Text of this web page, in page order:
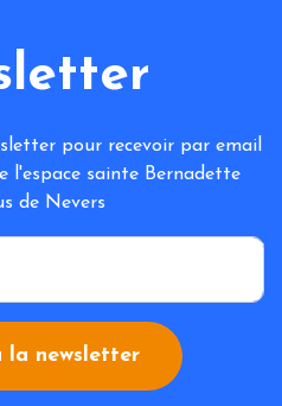
pour recevoir par email
l'espace sainte Bernadette
de Nevers
*
la newsletter